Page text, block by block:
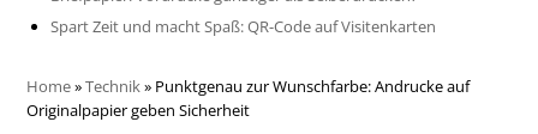
Spart Zeit und macht Spaß: QR-Code auf Visitenkarten
Home»Technik» Punktgenau zur Wunschfarbe: Andrucke auf
Originalpapier geben Sicherheit